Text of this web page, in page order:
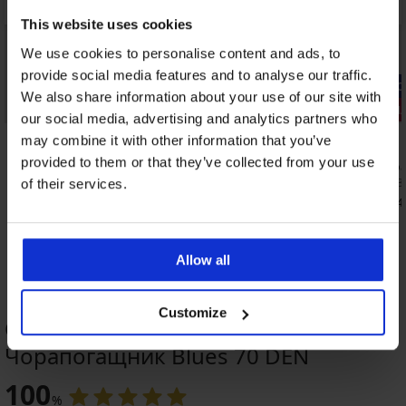
This website uses cookies
We use cookies to personalise content and ads, to
provide social media features and to analyse our traffic.
We also share information about your use of our site with
our social media, advertising and analytics partners who
may combine it with other information that you’ve
provided to them or that they’ve collected from your use
of their services.
Allow all
Customize
4,3
-20% GET20
5
Стягащ чорапогащник High Shaper 20
DEN
-20% GET20
2+1
Термо
2+1 БЕЗПЛАТНО
-30%
-30%
-30%
2+1 БЕЗПЛАТНО
-30%
-30%
-30%
Разпродажба -69%
ОЦЕНКА НА ПРОДУКТ
Чорапогащник Blues 70 DEN
100%